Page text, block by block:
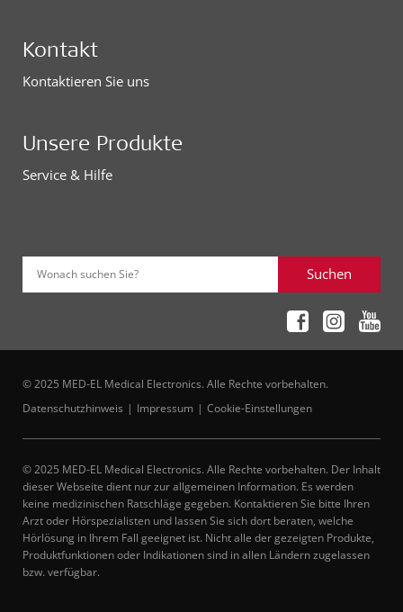
Kontakt
Kontaktieren Sie uns
Unsere Produkte
Service & Hilfe
Wonach suchen Sie? Suchen
© 2025 MED-EL Medical Electronics. Alle Rechte vorbehalten.
Datenschutzhinweis
Impressum Cookie-Einstellungen
© 2025 MED-EL Medical Electronics. Alle Rechte vorbehalten. Der Inhalt
dieser Webseite dient nur zur allgemeinen Information. Es werden
keine medizinischen Ratschläge gegeben. Kontaktieren Sie bitte Ihren
Arzt oder Hörspezialisten und lassen Sie sich dort beraten, welche
Hörlösung in Ihrem Fall geeignet ist. Nicht alle der gezeigten Produkte,
Produktfunktionen oder Indikationen sind in allen Ländern zugelassen
bzw. verfügbar.